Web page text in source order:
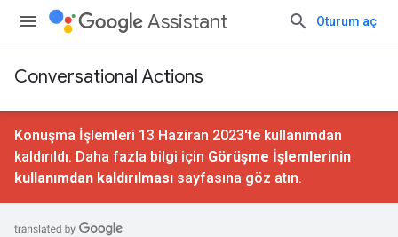
Assistant Oturum aç
Conversational Actions
Konuşma İşlemleri 13 Haziran 2023'te kullanımdan
kaldırıldı. Daha fazla bilgi için Görüşme İşlemlerinin
kullanımdan kaldırılması sayfasına göz atın.